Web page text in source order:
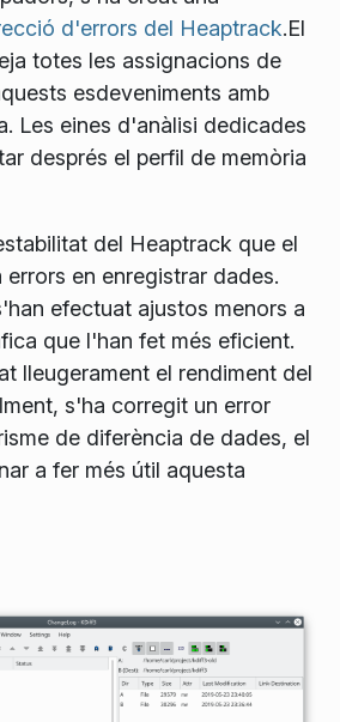
d'errors del Heaptrack.El
totes les assignacions de
esdeveniments amb
Les eines d'anàlisi dedicades
després el perfil de memòria
del Heaptrack que el
en enregistrar dades.
efectuat ajustos menors a
que l'han fet més eficient.
lleugerament el rendiment del
s'ha corregit un error
de diferència de dades, el
a fer més útil aquesta